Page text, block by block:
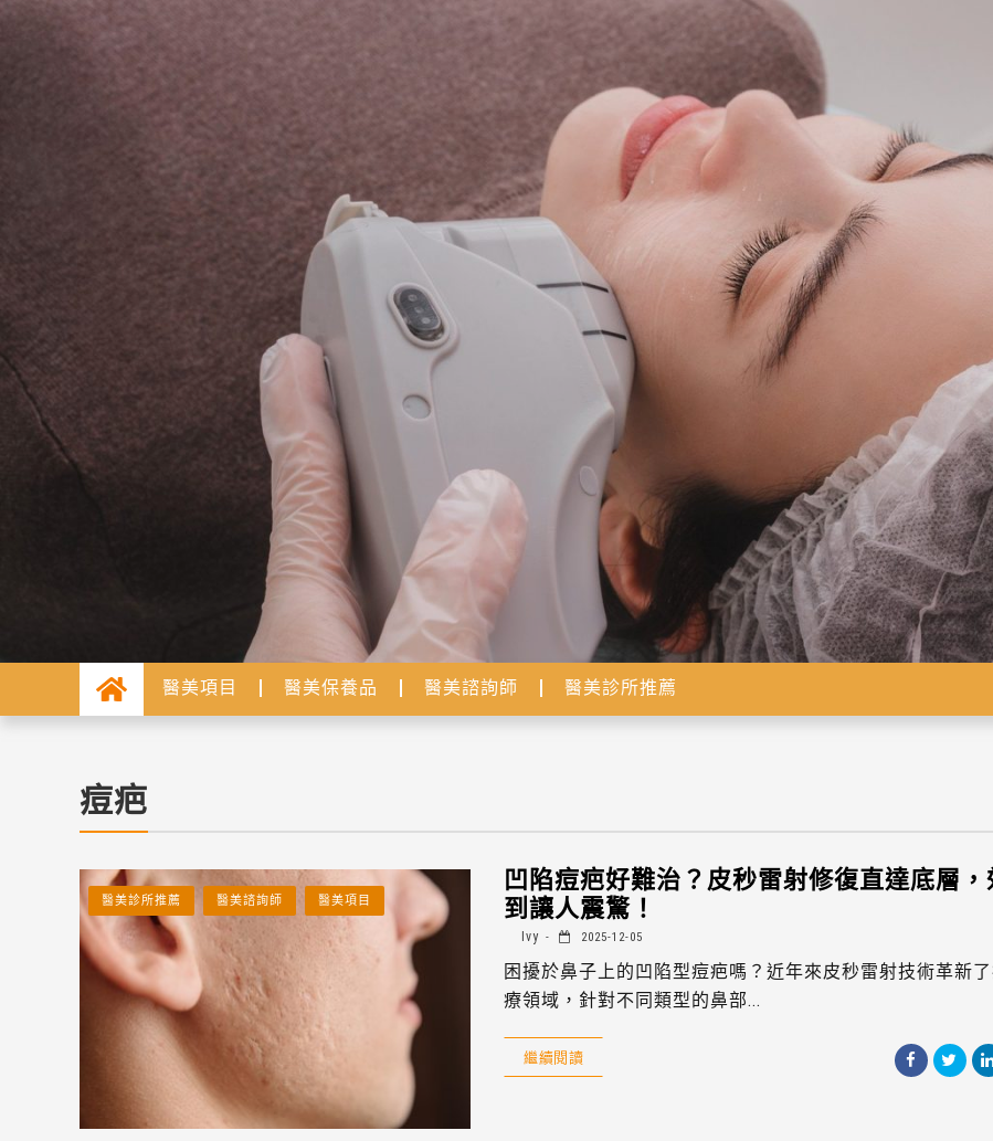
醫美項目 醫美保養品 醫美諮詢師 醫美診所推薦
痘疤
醫美診所推薦 醫美諮詢師 醫美項目
凹陷痘疤好難治？皮秒雷射修復直達底層
到讓人震驚！
Ivy 2025-12-05
困擾於鼻子上的凹陷型痘疤嗎？近年來皮秒雷射技術革新
療領域，針對不同類型的鼻部...
繼續閱讀